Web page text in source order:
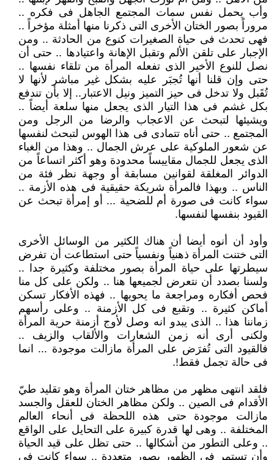
وأب يحمل نفس سمات المجتمع الجاهل فى فكره ..
مروراً بصور الختان الأخرى التى ذكرنا منها أمثلة مؤخراً ..
فهى تحدث فى حياة الصغيرات كنوع من الحادثة .. ومن
الإجبار على تلقن الألم وتقبل الإهانة واعتيادها .. حتى أن
نصل للنوع الأخير الذى تفعله المرأة من تلقاء نفسها ..
حتى وإن قلنا أنها تُجبَر عليه بشكل غير مباشر لأنها لا
تُقَبل ولا تدخل فى حيز التميز ونيل الاعتبار.. إلا بأن تندفع
بكل غشم فى هذا التيار الذى يجعل منها سلعة أيضاً ..
ويشيئها لتبحث عن الاعجاب والرضا من الرجل ومن
المجتمع .. حتى أناه تتمادى فى هذا الهوس لتبحث لنفسها
عن شعور الملوكية على عرش الجمال .. وهذا من الغباء
الذى يجعل للجمال مقاييساً محدودة وهو أكثر اتساعاً من
الدوائر المغلقة لقوانين مسابقة أو وجهة نظر فئة من
الناس .. وبهذا فالمرأة شريكة حقيقية فى هذه الأزمة ..
سواء كانت فى صورة أم للضحية ... أو إمرأة تبحث عن
القيود بنفسها لنفسها.
وأود أن أنوه أيضا أن هناك الكثير من الوسائل الأخرى
التى ختنت المرأة ذهنياً ونفسياً حتى استطاعت أن تفرض
سيطرتها على حياة المرأة بصور مختلفة وكثيرة جدا ..
ولسنا بصدد أن نتعرض لجميعها هنا .. ولكن على كل منا
فحص أفكاره ومراجعة ما يحويها .. فهذه الأفكار تسكن
أماكن كثيرة .. وتقبع فى كل الأزمنة .. وعلى رأسهم
زماننا هذا .. الذى يبدو انه وصل لأوج أزمنة حرية المرأة
ولكنى أرى أنه زمن الشعارات والألقاب والزيف ..
فالقيود التى تُفرَض على المرأة مازالت موجودة ... انما
فى حالة تجمل فقط!.
فلقد انتهى مظهر من مظاهر ختان المرأة وهو تقليد طيّ
الأقدام فى الصين .. ولكن مظاهر الختان للعقل والجسد
مازالت موجودة حتى هذه اللحظة فى أنحاء العالم
المختلفة .. وهى لها قدرة كبيرة على التحايل على الواقع
.. وعلى التطور من أشكالها .. حتى تظل على قيد الحياة
وأن تستمر فى الظهور بصور متعددة .. سواء كانت فى